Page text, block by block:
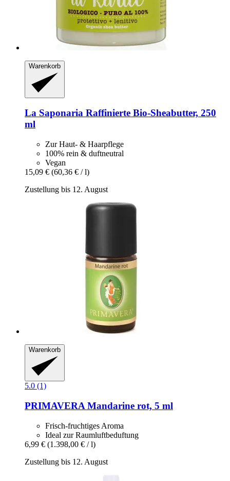
Warenkorb
La Saponaria Raffinierte Bio-​Sheabutter, 250
ml
Zur Haut- & Haarpflege
100% rein & duftneutral
Vegan
15,09 € (60,36 € / l)
Zustellung bis 12. August
Warenkorb
5.0 (1)
PRIMAVERA Mandarine rot, 5 ml
Frisch-fruchtiges Aroma
Ideal zur Raumluftbeduftung
6,99 € (1.398,00 € / l)
Zustellung bis 12. August